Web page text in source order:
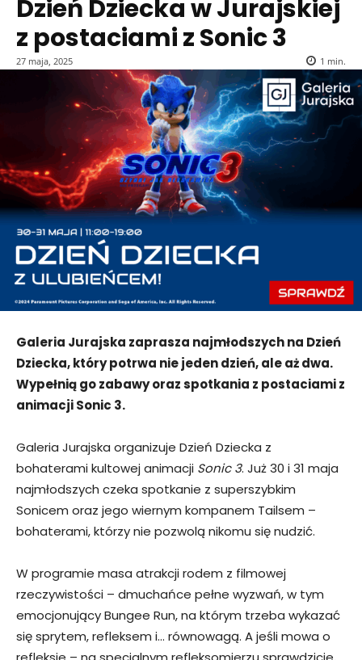
Dzień Dziecka w Jurajskiej
z postaciami z Sonic 3
27 maja, 2025 1 min.
Galeria Jurajska zaprasza najmłodszych na Dzień
Dziecka, który potrwa nie jeden dzień, ale aż dwa.
Wypełnią go zabawy oraz spotkania z postaciami z
animacji Sonic 3.
Galeria Jurajska organizuje Dzień Dziecka z
bohaterami kultowej animacji Sonic 3. Już 30 i 31 maja
najmłodszych czeka spotkanie z superszybkim
Sonicem oraz jego wiernym kompanem Tailsem –
bohaterami, którzy nie pozwolą nikomu się nudzić.
W programie masa atrakcji rodem z filmowej
rzeczywistości – dmuchańce pełne wyzwań, w tym
emocjonujący Bungee Run, na którym trzeba wykazać
się sprytem, refleksem i… równowagą. A jeśli mowa o